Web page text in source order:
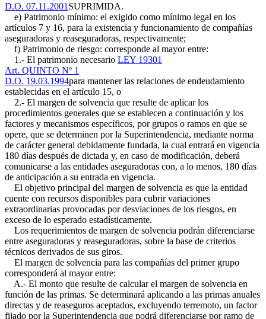
D.O. 07.11.2001 SUPRIMIDA.
e) Patrimonio mínimo: el exigido como mínimo legal en los
artículos 7 y 16, para la existencia y funcionamiento de compañías
aseguradoras y reaseguradoras, respectivamente;
f) Patrimonio de riesgo: corresponde al mayor entre:
1.- El patrimonio necesario LEY 19301
Art. QUINTO Nº 1
D.O. 19.03.1994para mantener las relaciones de endeudamiento
establecidas en el artículo 15, o
2.- El margen de solvencia que resulte de aplicar los
procedimientos generales que se establecen a continuación y los
factores y mecanismos específicos, por grupos o ramos en que se
opere, que se determinen por la Superintendencia, mediante norma
de carácter general debidamente fundada, la cual entrará en vigencia
180 días después de dictada y, en caso de modificación, deberá
comunicarse a las entidades aseguradoras con, a lo menos, 180 días
de anticipación a su entrada en vigencia.
El objetivo principal del margen de solvencia es que la entidad
cuente con recursos disponibles para cubrir variaciones
extraordinarias provocadas por desviaciones de los riesgos, en
exceso de lo esperado estadísticamente.
Los requerimientos de margen de solvencia podrán diferenciarse
entre aseguradoras y reaseguradoras, sobre la base de criterios
técnicos derivados de sus giros.
El margen de solvencia para las compañías del primer grupo
corresponderá al mayor entre:
A.- El monto que resulte de calcular el margen de solvencia en
función de las primas. Se determinará aplicando a las primas anuales
directas y de reaseguros aceptados, excluyendo terremoto, un factor
fijado por la Superintendencia que podrá diferenciarse por ramo de